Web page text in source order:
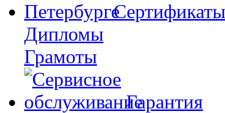
Сертификаты
Дипломы
Грамоты
Гарантия